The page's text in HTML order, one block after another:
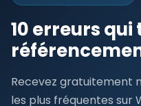
10 erreurs
Recevez gratuitement
les plus fréquentes sur